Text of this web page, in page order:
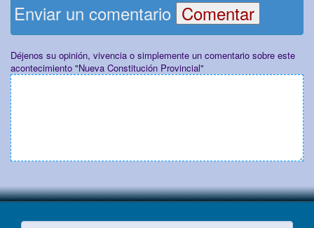
Enviar un comentario
Déjenos su opinión, vivencia o simplemente un comentario sobre este
acontecimiento "Nueva Constitución Provincial"